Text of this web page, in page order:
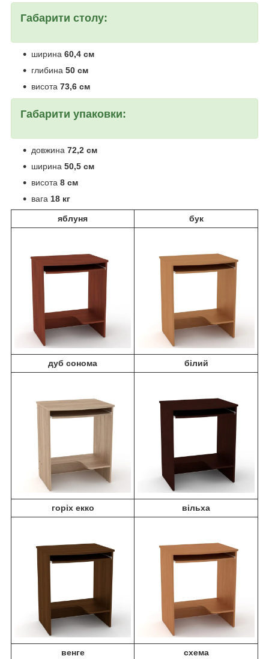
Габарити столу:
ширина 60,4 см
глибина 50 см
висота 73,6 см
Габарити упаковки:
довжина 72,2 см
ширина 50,5 см
висота 8 см
вага 18 кг
яблуня бук
дуб сонома білий
горіх екко вільха
венге схема